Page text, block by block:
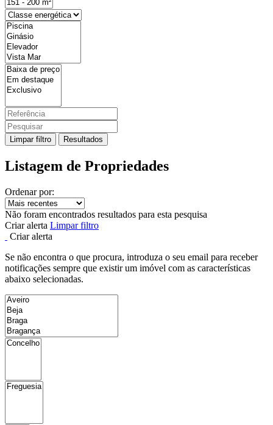
Limpar filtro Resultados
Listagem de Propriedades
Ordenar por:
Não foram encontrados resultados para esta pesquisa
Criar alerta Limpar filtro
Criar alerta
Se não encontra o que procura, introduza o seu email para receber
notificações sempre que existir um imóvel com as características
abaixo selecionadas.